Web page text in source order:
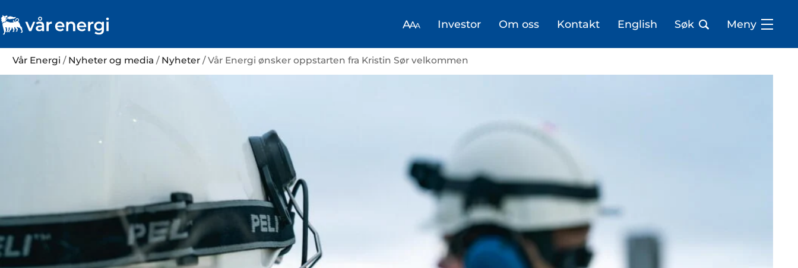
Investor Om oss Kontakt English Søk Meny
Vår Energi / Nyheter og media / Nyheter/ Vår Energi ønsker oppstarten fra Kristin Sør velkommen